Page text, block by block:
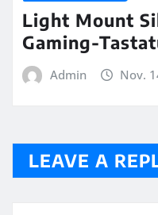
Light Mount
Gaming-
Admin Nov.
LEAVE A